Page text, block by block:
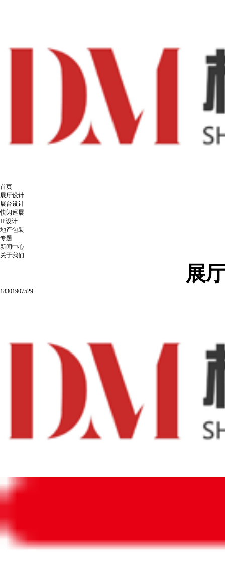
首页
展厅设计
展台设计
快闪巡展
IP设计
地产包装
专题
新闻中心
关于我们
展
18301907529